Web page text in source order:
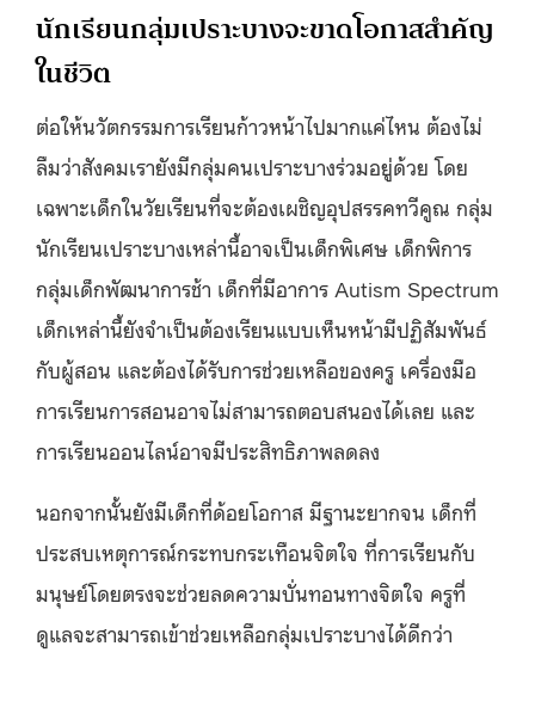
นักเรียนกลุ่มเปราะบางจะขาดโอกาสสำคัญ
ในชีวิต
ต่อให้นวัตกรรมการเรียนก้าวหน้าไปมากแค่ไหน ต้องไม่
ลืมว่าสังคมเรายังมีกลุ่มคนเปราะบางร่วมอยู่ด้วย โดย
เฉพาะเด็กในวัยเรียนที่จะต้องเผชิญอุปสรรคทวีคูณ กลุ่ม
นักเรียนเปราะบางเหล่านี้อาจเป็นเด็กพิเศษ เด็กพิการ
กลุ่มเด็กพัฒนาการช้า เด็กที่มีอาการ Autism Spectrum
เด็กเหล่านี้ยังจำเป็นต้องเรียนแบบเห็นหน้ามีปฏิสัมพันธ์
กับผู้สอน และต้องได้รับการช่วยเหลือของครู เครื่องมือ
การเรียนการสอนอาจไม่สามารถตอบสนองได้เลย และ
การเรียนออนไลน์อาจมีประสิทธิภาพลดลง
นอกจากนั้นยังมีเด็กที่ด้อยโอกาส มีฐานะยากจน เด็กที่
ประสบเหตุการณ์กระทบกระเทือนจิตใจ ที่การเรียนกับ
มนุษย์โดยตรงจะช่วยลดความบั่นทอนทางจิตใจ ครูที่
ดูแลจะสามารถเข้าช่วยเหลือกลุ่มเปราะบางได้ดีกว่า